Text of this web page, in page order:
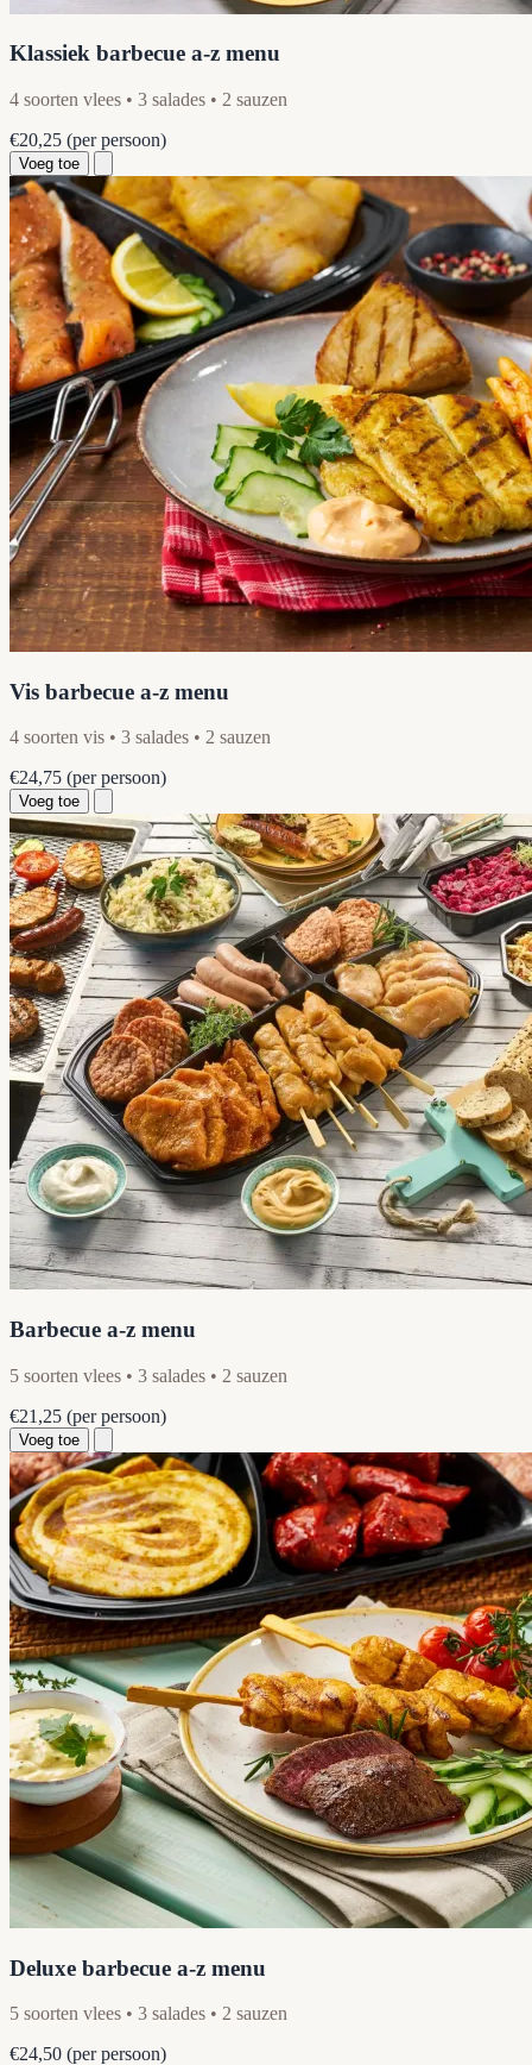
Klassiek barbecue a-z menu
4 soorten vlees • 3 salades • 2 sauzen
€20,25 (per persoon)
Voeg toe
Vis barbecue a-z menu
4 soorten vis • 3 salades • 2 sauzen
€24,75 (per persoon)
Voeg toe
Barbecue a-z menu
5 soorten vlees • 3 salades • 2 sauzen
€21,25 (per persoon)
Voeg toe
Deluxe barbecue a-z menu
5 soorten vlees • 3 salades • 2 sauzen
€24,50 (per persoon)